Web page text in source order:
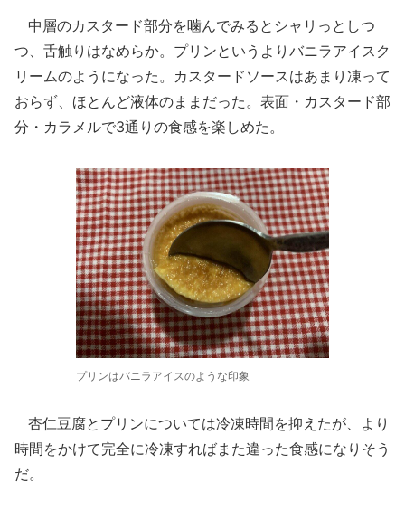
中層のカスタード部分を噛んでみるとシャリっとしつ
つ、舌触りはなめらか。プリンというよりバニラアイスク
リームのようになった。カスタードソースはあまり凍って
おらず、ほとんど液体のままだった。表面・カスタード部
分・カラメルで3通りの食感を楽しめた。
プリンはバニラアイスのような印象
杏仁豆腐とプリンについては冷凍時間を抑えたが、より
時間をかけて完全に冷凍すればまた違った食感になりそう
だ。